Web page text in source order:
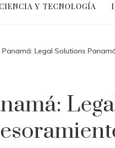
Y TECNOLOGÍA
Panamá: Legal Solutions